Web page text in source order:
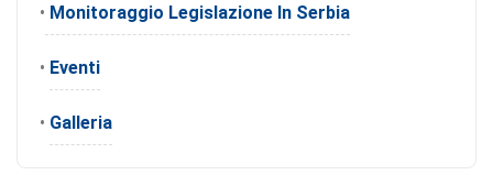
• Monitoraggio Legislazione In Serbia
• Eventi
• Galleria